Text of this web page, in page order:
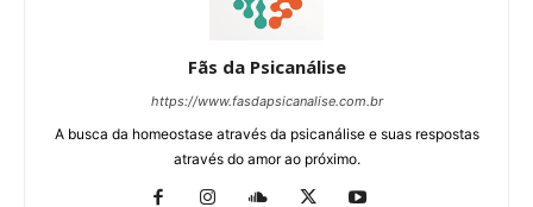
Fãs da Psicanálise
https://www.fasdapsicanalise.com.br
A busca da homeostase através da psicanálise e suas respostas
através do amor ao próximo.